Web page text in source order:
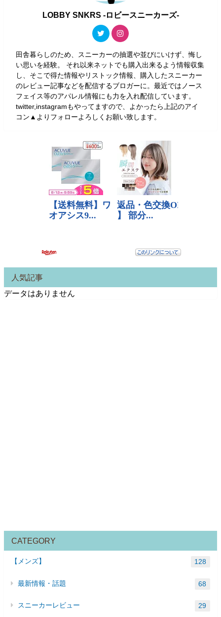
LOBBY SNKRS -ロビースニーカーズ-
田舎暮らしのため、スニーカーの抽選や並びにいけず、悔し
い思いを経験。 それ以来ネットでも購入出来るよう情報収集
し、そこで得た情報やリストック情報、購入したスニーカー
のレビュー記事などを配信するブロガーに。最近ではノース
フェイス等のアパレル情報にも力を入れ配信しています。
twitter,instagramもやってますので、よかったら上記のアイ
コン▲よりフォローよろしくお願い致します。
人気記事
データはありません
CATEGORY
【メンズ】 128
最新情報・話題 68
スニーカーレビュー 29